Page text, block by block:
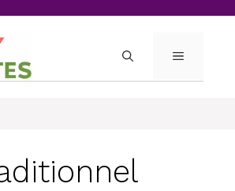
MENU